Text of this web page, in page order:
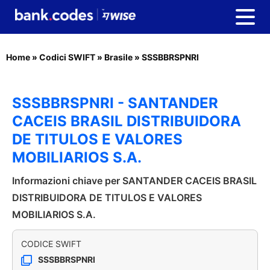
Home » Codici SWIFT » Brasile » SSSBBRSPNRI
SSSBBRSPNRI - SANTANDER
CACEIS BRASIL DISTRIBUIDORA
DE TITULOS E VALORES
MOBILIARIOS S.A.
Informazioni chiave per SANTANDER CACEIS BRASIL
DISTRIBUIDORA DE TITULOS E VALORES
MOBILIARIOS S.A.
CODICE SWIFT
SSSBBRSPNRI